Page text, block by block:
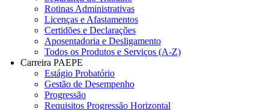
Rotinas Administrativas
Licenças e Afastamentos
Certidões e Declarações
Aposentadoria e Desligamento
Todos os Produtos e Serviços (A-Z)
Carreira PAEPE
Estágio Probatório
Gestão de Desempenho
Progressão
Requisitos Progressão Horizontal